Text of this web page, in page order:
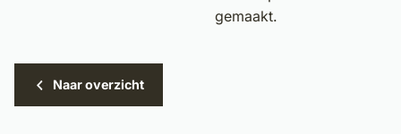
gemaakt.
Naar overzicht